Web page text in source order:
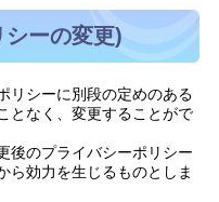
ーの変更)
リシーに別段の定めのある
となく、変更することがで
後のプライバシーポリシー
ら効力を生じるものとしま